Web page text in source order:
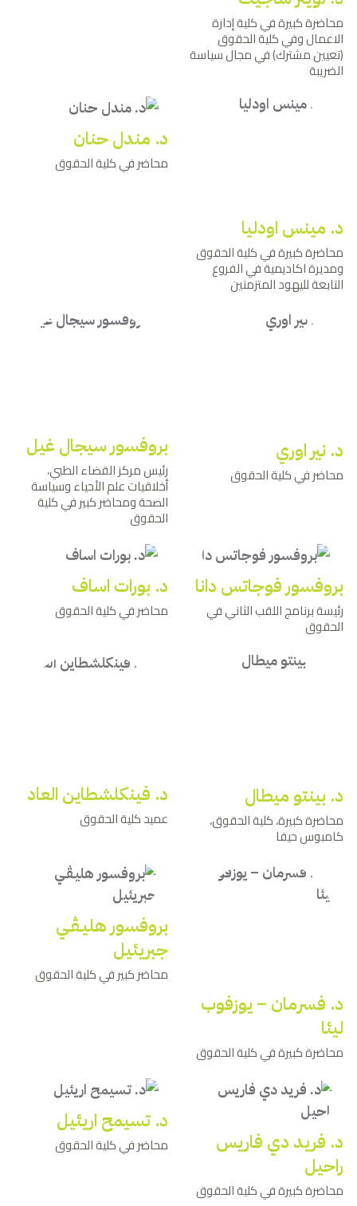
محاضرة كبيرة في كلية إدارة
الاعمال وفي كلية الحقوق
(تعيين مشترك) في مجال سياسة
الضريبة
د. مينس اودليا
محاضرة كبيرة في كلية الحقوق
ومديرة اكاديمية في الفروع
التابعة لليهود المتزمتين
د. مندل حنان
محاضر في كلية الحقوق
د. نير اوري
محاضر في كلية الحقوق
بروفسور سيجال غيل
رئيس مركز القضاء الطبي،
أخلاقيات علم الأحياء وسياسة
الصحة ومحاضر كبير في كلية
الحقوق
بروفسور فوجاتس دانا
رئيسة برنامج اللقب الثاني في
الحقوق
د. بورات اساف
محاضر في كلية الحقوق
د. بينتو ميطال
محاضرة كبيرة، كلية الحقوق،
كامبوس حيفا
د. فينكلشطاين العاد
عميد كلية الحقوق
د. فسرمان – يوزفوب
ليئا
محاضرة كبيرة في كلية الحقوق
بروفسور هليـﭭـي
جبريئيل
محاضر كبير في كلية الحقوق
د. فريد دي فاريس
راحيل
محاضرة كبيرة في كلية الحقوق
د. تسيمح اريئيل
محاضر في كلية الحقوق